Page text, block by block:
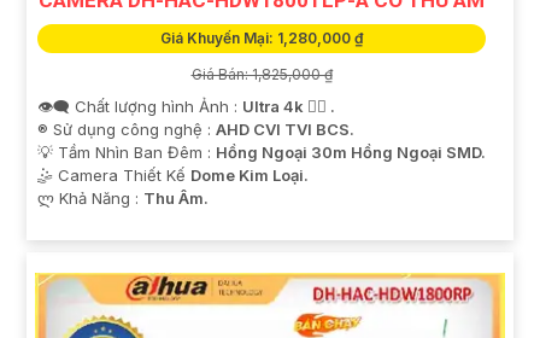
Giá Khuyến Mại: 1,280,000 ₫
Giá Bán: 1,825,000 ₫
👁️‍🗨 Chất lượng hình Ảnh : Ultra 4k 👍🏾 .
®️ Sử dụng công nghệ : AHD CVI TVI BCS.
💡 Tầm Nhìn Ban Đêm : Hồng Ngoại 30m Hồng Ngoại SMD.
🤹 Camera Thiết Kế Dome Kim Loại.
️ლ Khả Năng : Thu Âm.